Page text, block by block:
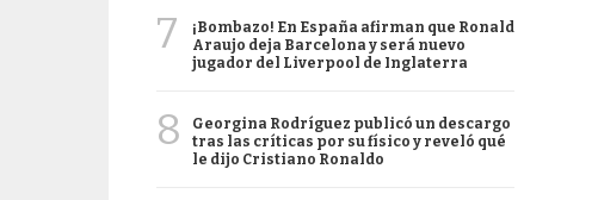
7
¡Bombazo! En España afirman que Ronald
Araujo deja Barcelona y será nuevo
jugador del Liverpool de Inglaterra
8
Georgina Rodríguez publicó un descargo
tras las críticas por su físico y reveló qué
le dijo Cristiano Ronaldo